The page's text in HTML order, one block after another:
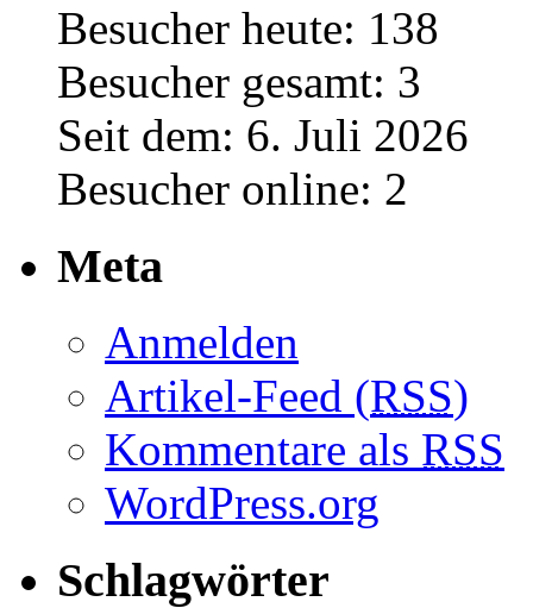
Besucher heute: 138
Besucher gesamt: 3
Seit dem: 6. Juli 2026
Besucher online: 2
Meta
Anmelden
Artikel-Feed (RSS)
Kommentare als RSS
WordPress.org
Schlagwörter